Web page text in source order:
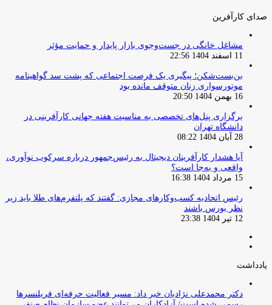
صدای کارآفرین
مشاغل خانگی در جست‌وجوی بازار پایدار و حمایت مؤثر
11 اسفند 1404 22:56
بن‌بست‌شکن؛ پیگیری یک فرصت اجتماعی که پشت سد گواهینامه
موتورسواری زنان متوقف مانده بود
16 بهمن 1404 20:50
برگزاری پنل‌های تخصصی به مناسبت هفته جهانی کارآفرینی در
دانشگاه تهران
28 آبان 1404 08:22
آیا هشدار کارآفرینان دیجیتال به رئیس‌جمهور درباره سرکوب نوآوری،
واقعی و به‌جا است؟
15 مرداد 1404 16:38
‏رئیس اتحادیه کسب‌وکارهای مجازی: گفتند که پلتفرم‌های طلا باید زیر
نظر بورس باشند
12 تیر 1404 23:38
یادداشت
دکتر محمدعلی نژادیان خبر داد: مسیر فعالیت حرفه‌ای فریلنسرها